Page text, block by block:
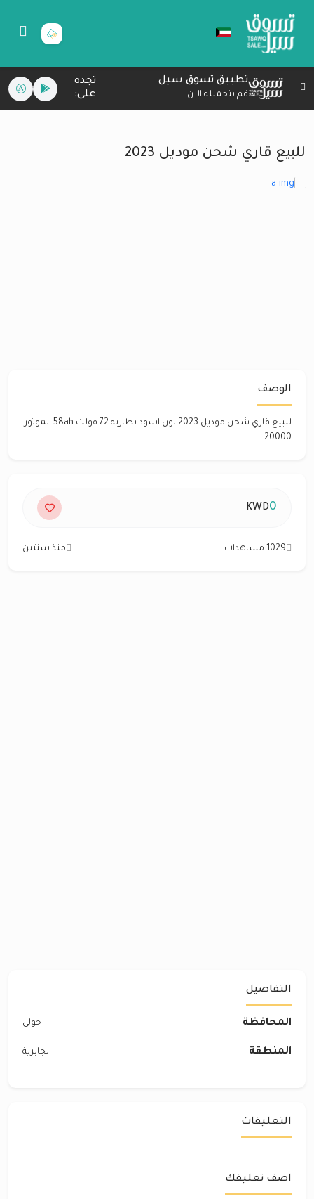
تطبيق تسوق سيل
قم بتحميله الان
تجده
على:
للبيع قاري شحن موديل 2023
الوصف
للبيع قاري شحن موديل 2023 لون اسود بطاريه 72 فولت 58ah الموتور
20000
0
KWD
1029 مشاهدات منذ سنتين
التفاصيل
المحافظة حولي
المنطقة الجابرية
التعليقات
اضف تعليقك